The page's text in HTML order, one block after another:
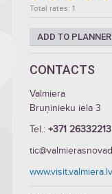
Total rates: 1
ADD TO PLANNER
CONTACTS
Valmiera
Bruņinieku iela 3
Tel.: +371 26332213
www.visit.valmiera.lv